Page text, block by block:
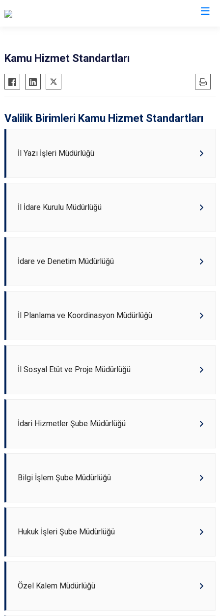
Kamu Hizmet Standartları
Valilik Birimleri Kamu Hizmet Standartları
İl Yazı İşleri Müdürlüğü
İl İdare Kurulu Müdürlüğü
İdare ve Denetim Müdürlüğü
İl Planlama ve Koordinasyon Müdürlüğü
İl Sosyal Etüt ve Proje Müdürlüğü
İdari Hizmetler Şube Müdürlüğü
Bilgi İşlem Şube Müdürlüğü
Hukuk İşleri Şube Müdürlüğü
Özel Kalem Müdürlüğü